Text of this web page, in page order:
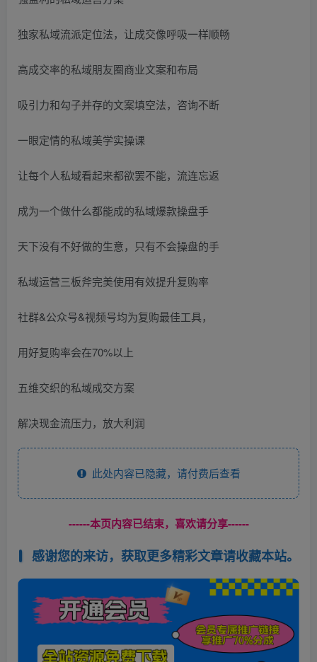
独家私域流派定位法，让成交像呼吸一样顺畅
高成交率的私域朋友圈商业文案和布局
吸引力和勾子并存的文案填空法，咨询不断
一眼定情的私域美学实操课
让每个人私域看起来都欲罢不能，流连忘返
成为一个做什么都能成的私域爆款操盘手
天下没有不好做的生意，只有不会操盘的手
私域运营三板斧完美使用有效提升复购率
社群&公众号&视频号均为复购最佳工具，
用好复购率会在70%以上
五维交织的私域成交方案
解决现金流压力，放大利润
此处内容已隐藏，请付费后查看
------本页内容已结束，喜欢请分享------
感谢您的来访，获取更多精彩文章请收藏本站。